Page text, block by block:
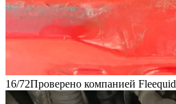
16/72Проверено компанией Fleequid